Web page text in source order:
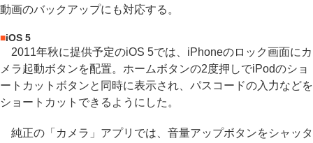
動画のバックアップにも対応する。
■iOS 5
2011年秋に提供予定のiOS 5では、iPhoneのロック画面にカ
メラ起動ボタンを配置。ホームボタンの2度押しでiPodのショ
ートカットボタンと同時に表示され、パスコードの入力などを
ショートカットできるようにした。
純正の「カメラ」アプリでは、音量アップボタンをシャッタ